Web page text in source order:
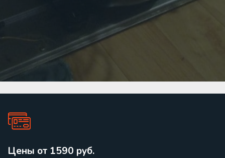
Цены от 1590 руб.